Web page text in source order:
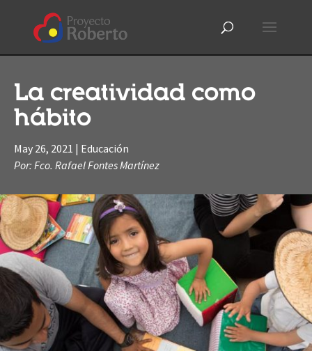
La creatividad como
hábito
May 26, 2021 | Educación
Por: Fco. Rafael Fontes Martínez